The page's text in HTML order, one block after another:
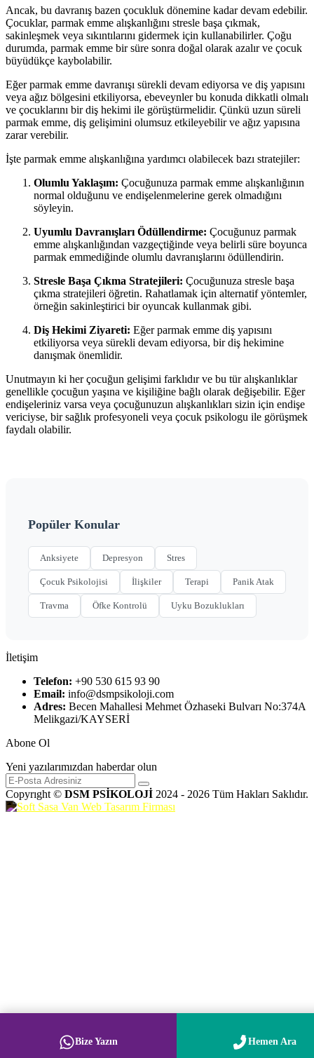
Ancak, bu davranış bazen çocukluk dönemine kadar devam edebilir.
Çocuklar, parmak emme alışkanlığını stresle başa çıkmak,
sakinleşmek veya sıkıntılarını gidermek için kullanabilirler. Çoğu
durumda, parmak emme bir süre sonra doğal olarak azalır ve çocuk
büyüdükçe kaybolabilir.
Eğer parmak emme davranışı sürekli devam ediyorsa ve diş yapısını
veya ağız bölgesini etkiliyorsa, ebeveynler bu konuda dikkatli olmalı
ve çocuklarını bir diş hekimi ile görüştürmelidir. Çünkü uzun süreli
parmak emme, diş gelişimini olumsuz etkileyebilir ve ağız yapısına
zarar verebilir.
İşte parmak emme alışkanlığına yardımcı olabilecek bazı stratejiler:
Olumlu Yaklaşım: Çocuğunuza parmak emme alışkanlığının
normal olduğunu ve endişelenmelerine gerek olmadığını
söyleyin.
Uyumlu Davranışları Ödüllendirme: Çocuğunuz parmak
emme alışkanlığından vazgeçtiğinde veya belirli süre boyunca
parmak emmediğinde olumlu davranışlarını ödüllendirin.
Stresle Başa Çıkma Stratejileri: Çocuğunuza stresle başa
çıkma stratejileri öğretin. Rahatlamak için alternatif yöntemler,
örneğin sakinleştirici bir oyuncak kullanmak gibi.
Diş Hekimi Ziyareti: Eğer parmak emme diş yapısını
etkiliyorsa veya sürekli devam ediyorsa, bir diş hekimine
danışmak önemlidir.
Unutmayın ki her çocuğun gelişimi farklıdır ve bu tür alışkanlıklar
genellikle çocuğun yaşına ve kişiliğine bağlı olarak değişebilir. Eğer
endişeleriniz varsa veya çocuğunuzun alışkanlıkları sizin için endişe
vericiyse, bir sağlık profesyoneli veya çocuk psikologu ile görüşmek
faydalı olabilir.
Popüler Konular
Anksiyete Depresyon Stres
Çocuk Psikolojisi İlişkiler Terapi Panik Atak
Travma Öfke Kontrolü Uyku Bozuklukları
İletişim
Telefon: +90 530 615 93 90
Email: info@dsmpsikoloji.com
Adres: Becen Mahallesi Mehmet Özhaseki Bulvarı No:374A
Melikgazi/KAYSERİ
Abone Ol
Yeni yazılarımızdan haberdar olun
Copyrıght © DSM PSİKOLOJİ 2024 - 2026 Tüm Hakları Saklıdır.
Bize Yazın Hemen Ara